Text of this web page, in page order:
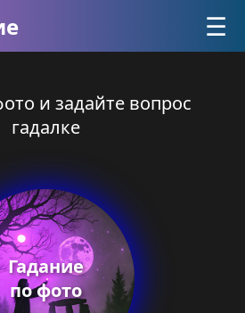
☰
и задайте вопрос
гадалке
Гадание
по фото